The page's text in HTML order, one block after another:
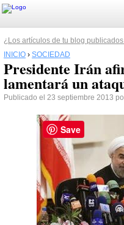
¿Los artículos de tu blog
INICIO › SOCIEDAD
Presidente Irán
lamentará un
Publicado el 23 septiembre 2013
Save